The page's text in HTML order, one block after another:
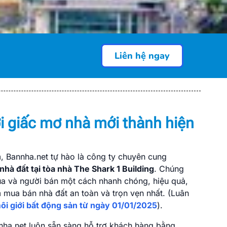
The Shark 1
bán nhà nhanh chóng với giá
quả.
Liên hệ ngay
giấc mơ nhà mới thành hiện
Bannha.net tự hào là công ty chuyên cung
đất tại tòa nhà The Shark 1 Building. Chúng
và người bán một cách nhanh chóng, hiệu quả,
bán nhà đất an toàn và trọn vẹn nhất. (Luân
giới bất động sản từ ngày 01/01/2025).